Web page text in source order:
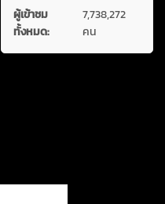
ผู้เข้าชม
ทั้งหมด:
7,738,272
คน